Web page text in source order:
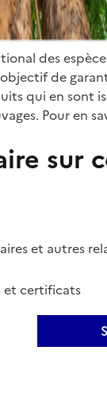
des
de
qui en sont
Pour en
sur
et autres
et certificats